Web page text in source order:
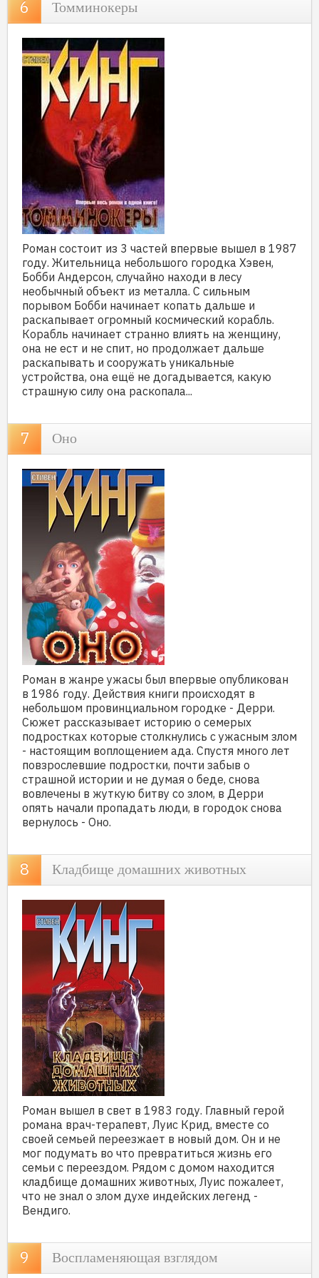
Томминокеры
Роман состоит из 3 частей впервые вышел в 1987
году. Жительница небольшого городка Хэвен,
Бобби Андерсон, случайно находи в лесу
необычный объект из металла. С сильным
порывом Бобби начинает копать дальше и
раскапывает огромный космический корабль.
Корабль начинает странно влиять на женщину,
она не ест и не спит, но продолжает дальше
раскапывать и сооружать уникальные
устройства, она ещё не догадывается, какую
страшную силу она раскопала...
Оно
Роман в жанре ужасы был впервые опубликован
в 1986 году. Действия книги происходят в
небольшом провинциальном городке - Дерри.
Сюжет рассказывает историю о семерых
подростках которые столкнулись с ужасным злом
- настоящим воплощением ада. Спустя много лет
повзрослевшие подростки, почти забыв о
страшной истории и не думая о беде, снова
вовлечены в жуткую битву со злом, в Дерри
опять начали пропадать люди, в городок снова
вернулось - Оно.
Кладбище домашних животных
Роман вышел в свет в 1983 году. Главный герой
романа врач-терапевт, Луис Крид, вместе со
своей семьей переезжает в новый дом. Он и не
мог подумать во что превратиться жизнь его
семьи с переездом. Рядом с домом находится
кладбище домашних животных, Луис пожалеет,
что не знал о злом духе индейских легенд -
Вендиго.
Воспламеняющая взглядом